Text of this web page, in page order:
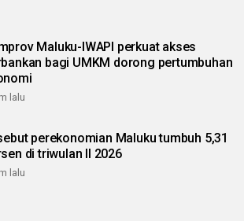
Maluku-IWAPI perkuat akses
bagi UMKM dorong pertumbuhan
lalu
perekonomian Maluku tumbuh 5,31
di triwulan II 2026
lalu